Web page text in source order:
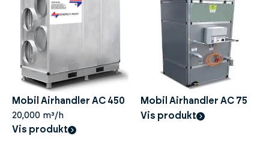
Mobil Airhandler AC 450
20,000 m³/h
Vis produkt
Mobil Airhandler AC 75
Vis produkt